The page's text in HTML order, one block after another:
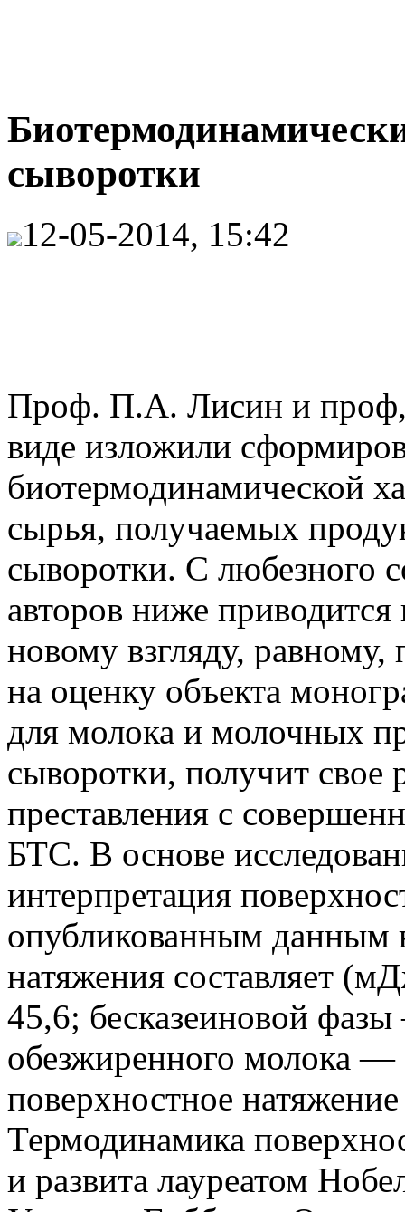
сыворотки
12-05-2014, 15:42
Проф. П.А. Лисин и проф,
виде изложили
биотермодинамической
сырья, получаемых
сыворотки. С любезного
авторов ниже
новому взгляду,
на оценку объекта
для молока и молочных
сыворотки, получит свое
преставления с
БТС. В основе
интерпретация
опубликованным данным
натяжения составляет
45,6; бесказеиновой
обезжиренного молока
поверхностное
Термодинамика
и развита лауреатом